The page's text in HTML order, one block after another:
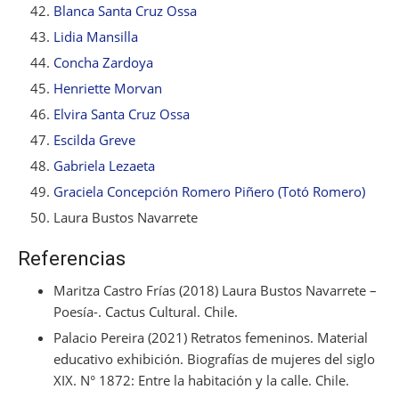
Blanca Santa Cruz Ossa
Lidia Mansilla
Concha Zardoya
Henriette Morvan
Elvira Santa Cruz Ossa
Escilda Greve
Gabriela Lezaeta
Graciela Concepción Romero Piñero (Totó Romero)
Laura Bustos Navarrete
Referencias
Maritza Castro Frías (2018) Laura Bustos Navarrete –
Poesía-. Cactus Cultural. Chile.
Palacio Pereira (2021) Retratos femeninos. Material
educativo exhibición. Biografías de mujeres del siglo
XIX. N° 1872: Entre la habitación y la calle. Chile.